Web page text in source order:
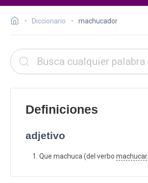
Diccionario machucador
Definiciones
adjetivo
Que machuca (del verbo machucar.